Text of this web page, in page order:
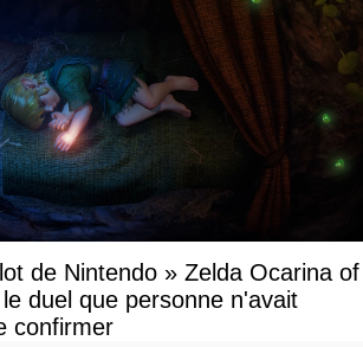
de Nintendo » Zelda Ocarina of
duel que personne n'avait
confirmer